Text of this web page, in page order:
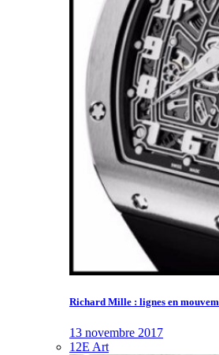
Richard Mille : lignes en
13 novembre 2017
12E Art